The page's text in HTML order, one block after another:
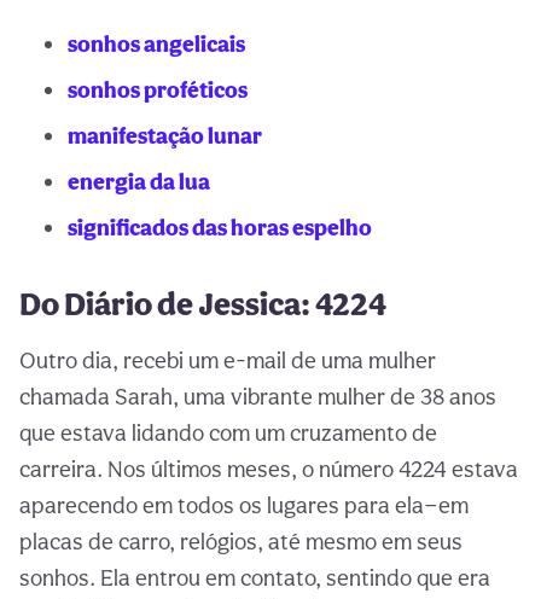
sonhos angelicais
sonhos proféticos
manifestação lunar
energia da lua
significados das horas espelho
Do Diário de Jessica: 4224
Outro dia, recebi um e-mail de uma mulher
chamada Sarah, uma vibrante mulher de 38 anos
que estava lidando com um cruzamento de
carreira. Nos últimos meses, o número 4224 estava
aparecendo em todos os lugares para ela—em
placas de carro, relógios, até mesmo em seus
sonhos. Ela entrou em contato, sentindo que era